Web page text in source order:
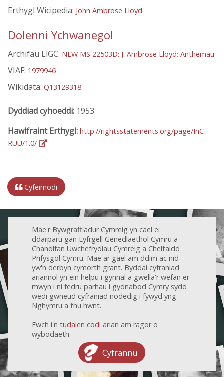
Erthygl Wicipedia: John Ambrose Lloyd
Dolenni Ychwanegol
Archifau LlGC: NLW MS 22503D: J. Ambrose Lloyd: Anthemau
VIAF: 1979946
Wikidata: Q13129318
Dyddiad cyhoeddi: 1953
Hawlfraint Erthygl: http://rightsstatements.org/page/InC-
RUU/1.0/
Cyfeirnodi
Mae'r Bywgraffiadur Cymreig yn cael ei
ddarparu gan Lyfrgell Genedlaethol Cymru a
Chanolfan Uwchefrydiau Cymreig a Cheltaidd
Prifysgol Cymru. Mae ar gael am ddim ac nid
yw'n derbyn cymorth grant. Byddai cyfraniad
ariannol yn ein helpu i gynnal a gwella'r wefan er
mwyn i ni fedru parhau i gydnabod Cymry sydd
wedi gwneud cyfraniad nodedig i fywyd yng
Nghymru a thu hwnt.
Ewch i'n tudalen codi arian am ragor o
wybodaeth.
Cyfrannu